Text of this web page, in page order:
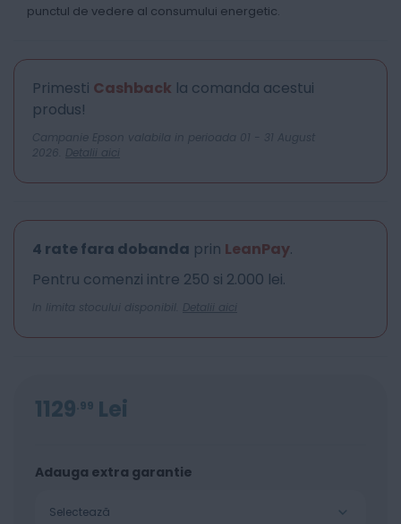
punctul de vedere al consumului energetic.
Primesti Cashback la comanda acestui
produs!
Campanie Epson valabila in perioada 01 - 31 August
2026. Detalii aici
4 rate fara dobanda prin LeanPay.
Pentru comenzi intre 250 si 2.000 lei.
In limita stocului disponibil. Detalii aici
1129 99 Lei
Adauga extra garantie
Selectează